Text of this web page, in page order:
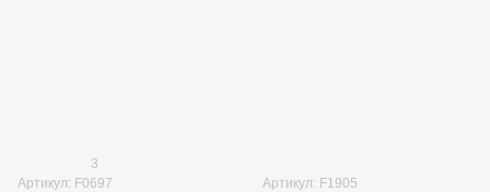
3
Артикул: F0697
Артикул: F1905